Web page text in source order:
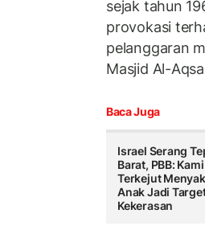
sejak tahun
provokasi
pelanggaran
Masjid Al-
Baca Juga
Israel Serang
Barat, PBB: Kami
Terkejut
Anak Jadi
Kekerasan